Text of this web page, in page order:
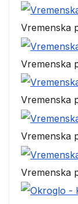
Vremenska
Vremenska
Vremenska
Vremenska
Vremenska